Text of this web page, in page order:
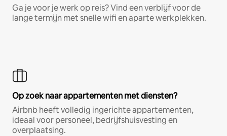
Ga je voor je werk op reis? Vind een verblijf voor de
lange termijn met snelle wifi en aparte werkplekken.
Op zoek naar appartementen met diensten?
Airbnb heeft volledig ingerichte appartementen,
ideaal voor personeel, bedrijfshuisvesting en
overplaatsing.